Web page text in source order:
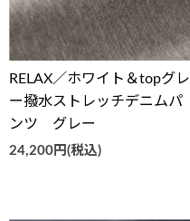
RELAX／ホワイト＆topグレ
ー撥水ストレッチデニムパ
ンツ グレー
24,200円(税込)